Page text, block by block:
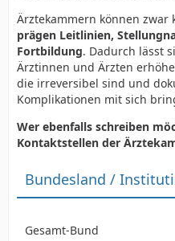
Ärztekammern können zwar
prägen Leitlinien,
Fortbildung. Dadurch lässt
Ärztinnen und Ärzten
die irreversibel sind und
Komplikationen mit sich
Wer ebenfalls schreiben
Kontaktstellen der
Bundesland /
Gesamt-Bund